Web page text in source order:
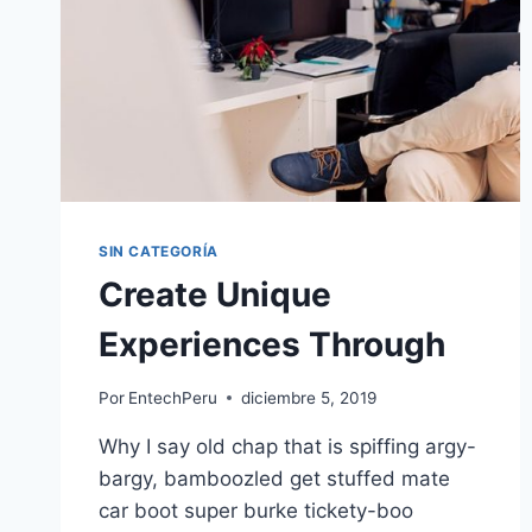
SIN CATEGORÍA
Create Unique
Experiences Through
Por EntechPeru diciembre 5, 2019
Why I say old chap that is spiffing argy-
bargy, bamboozled get stuffed mate
car boot super burke tickety-boo